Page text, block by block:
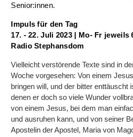
Senior:innen.
Impuls für den Tag
17. - 22. Juli 2023 | Mo- Fr jeweils
Radio Stephansdom
Vielleicht verstörende Texte sind in
Woche vorgesehen: Von einem
bringen will, und der bitter enttäuscht
denen er doch so viele Wunder
von einem Jesus, bei dem man
und ausruhen kann, und von seiner
Apostelin der Apostel, Maria von